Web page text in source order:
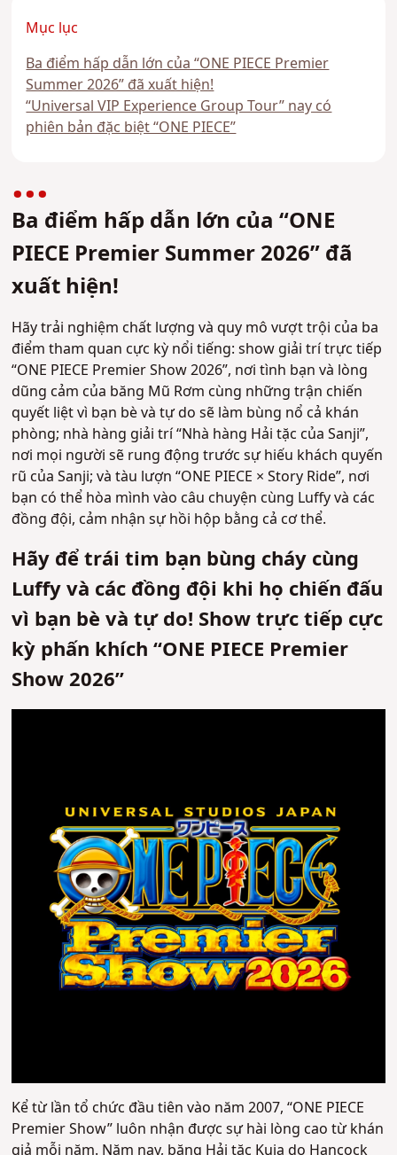
Mục lục
Ba điểm hấp dẫn lớn của “ONE PIECE Premier
Summer 2026” đã xuất hiện!
“Universal VIP Experience Group Tour” nay có
phiên bản đặc biệt “ONE PIECE”
Ba điểm hấp dẫn lớn của “ONE
PIECE Premier Summer 2026” đã
xuất hiện!
Hãy trải nghiệm chất lượng và quy mô vượt trội của ba
điểm tham quan cực kỳ nổi tiếng: show giải trí trực tiếp
“ONE PIECE Premier Show 2026”, nơi tình bạn và lòng
dũng cảm của băng Mũ Rơm cùng những trận chiến
quyết liệt vì bạn bè và tự do sẽ làm bùng nổ cả khán
phòng; nhà hàng giải trí “Nhà hàng Hải tặc của Sanji”,
nơi mọi người sẽ rung động trước sự hiếu khách quyến
rũ của Sanji; và tàu lượn “ONE PIECE × Story Ride”, nơi
bạn có thể hòa mình vào câu chuyện cùng Luffy và các
đồng đội, cảm nhận sự hồi hộp bằng cả cơ thể.
Hãy để trái tim bạn bùng cháy cùng
Luffy và các đồng đội khi họ chiến đấu
vì bạn bè và tự do! Show trực tiếp cực
kỳ phấn khích “ONE PIECE Premier
Show 2026”
Kể từ lần tổ chức đầu tiên vào năm 2007, “ONE PIECE
Premier Show” luôn nhận được sự hài lòng cao từ khán
giả mỗi năm. Năm nay, băng Hải tặc Kuja do Hancock